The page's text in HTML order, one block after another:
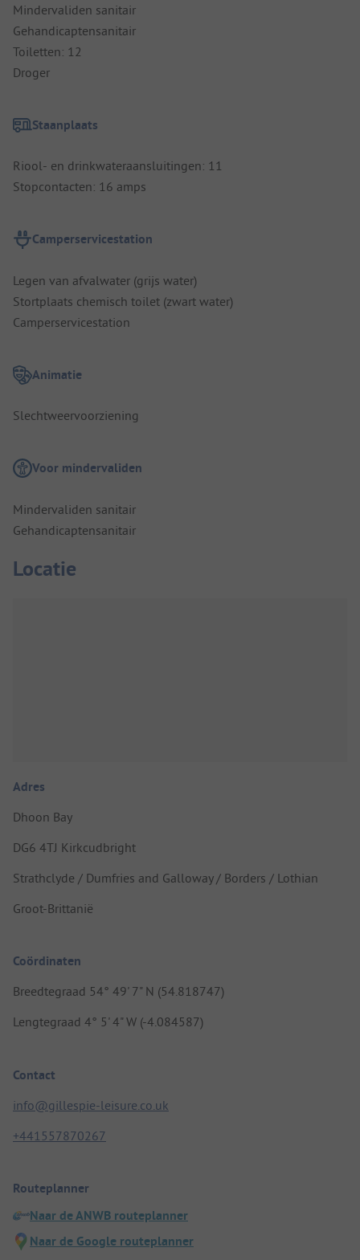
Mindervaliden sanitair
Gehandicaptensanitair
Toiletten: 12
Droger
Staanplaats
Riool- en drinkwateraansluitingen: 11
Stopcontacten: 16 amps
Camperservicestation
Legen van afvalwater (grijs water)
Stortplaats chemisch toilet (zwart water)
Camperservicestation
Animatie
Slechtweervoorziening
Voor mindervaliden
Mindervaliden sanitair
Gehandicaptensanitair
Locatie
Adres
Dhoon Bay
DG6 4TJ Kirkcudbright
Strathclyde / Dumfries and Galloway / Borders / Lothian
Groot-Brittanië
Coördinaten
Breedtegraad 54° 49' 7" N (54.818747)
Lengtegraad 4° 5' 4" W (-4.084587)
Contact
info@gillespie-leisure.co.uk
+441557870267
Routeplanner
Naar de ANWB routeplanner
Naar de Google routeplanner